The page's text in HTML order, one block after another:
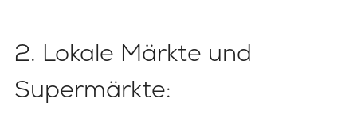
2. Lokale Märkte und
Supermärkte: